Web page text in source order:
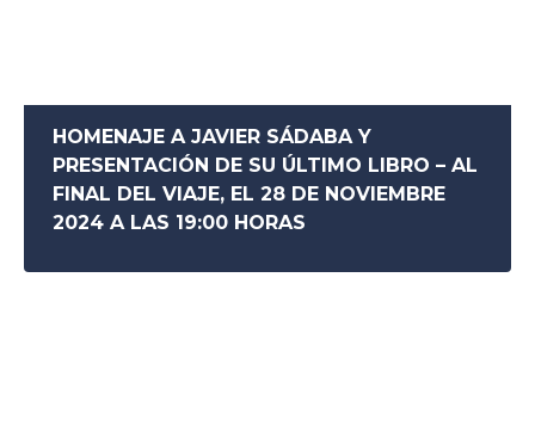
HOMENAJE A JAVIER SÁDABA Y
PRESENTACIÓN DE SU ÚLTIMO LIBRO – AL
FINAL DEL VIAJE, EL 28 DE NOVIEMBRE
2024 A LAS 19:00 HORAS